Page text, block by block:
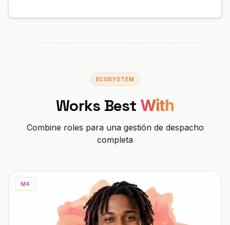
ECOSYSTEM
Works Best With
Combine roles para una gestión de despacho
completa
M4